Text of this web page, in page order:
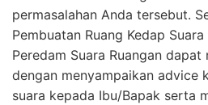
permasalahan Anda tersebut.
Pembuatan Ruang Kedap
Peredam Suara Ruangan dapat
dengan menyampaikan advice
suara kepada Ibu/Bapak serta